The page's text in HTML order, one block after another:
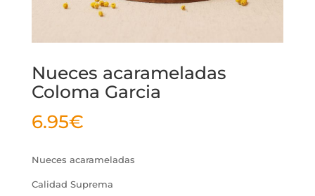
Nueces acarameladas
Coloma Garcia
6.95€
Nueces acarameladas
Calidad Suprema